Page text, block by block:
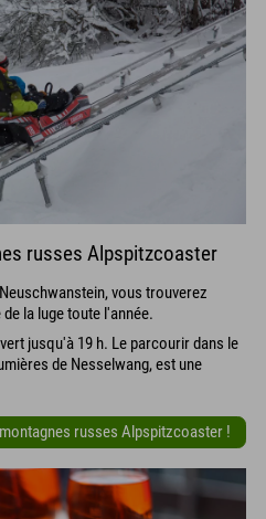
russes Alpspitzcoaster
vous trouverez
la luge toute l'année.
jusqu'à 19 h. Le parcourir dans le
de Nesselwang, est une
russes Alpspitzcoaster !